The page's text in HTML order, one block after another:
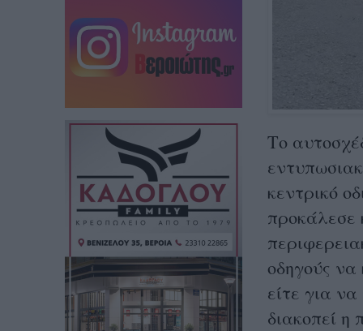
Το
κεντρικό
προκάλεσε
οδηγούς να
είτε για
διακοπεί η